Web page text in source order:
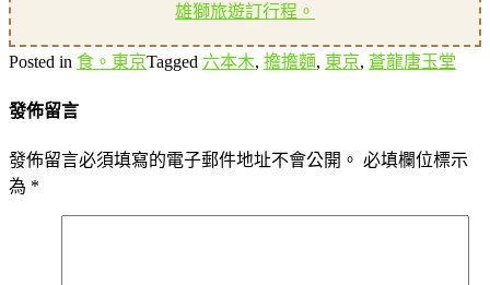
雄獅旅遊訂行程。
Posted in 食。東京Tagged 六本木, 擔擔麵, 東京, 蒼龍唐玉堂
發佈留言
發佈留言必須填寫的電子郵件地址不會公開。 必填欄位標示
為 *